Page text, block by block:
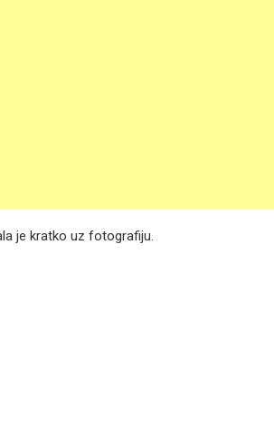
je kratko uz fotografiju.